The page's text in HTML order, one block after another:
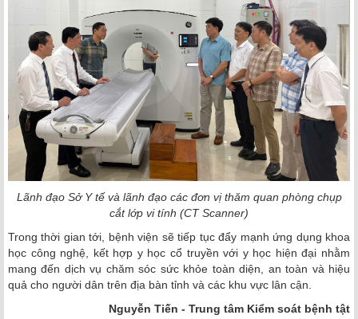
Lãnh đạo Sở Y tế và lãnh đạo các đơn vị thăm quan phòng chụp
cắt lớp vi tính (CT Scanner)
Trong thời gian tới, bệnh viện sẽ tiếp tục đẩy mạnh ứng dụng khoa
học công nghệ, kết hợp y học cổ truyền với y học hiện đại nhằm
mang đến dịch vụ chăm sóc sức khỏe toàn diện, an toàn và hiệu
quả cho người dân trên địa bàn tỉnh và các khu vực lân cận.
Nguyễn Tiến - Trung tâm Kiểm soát bệnh tật